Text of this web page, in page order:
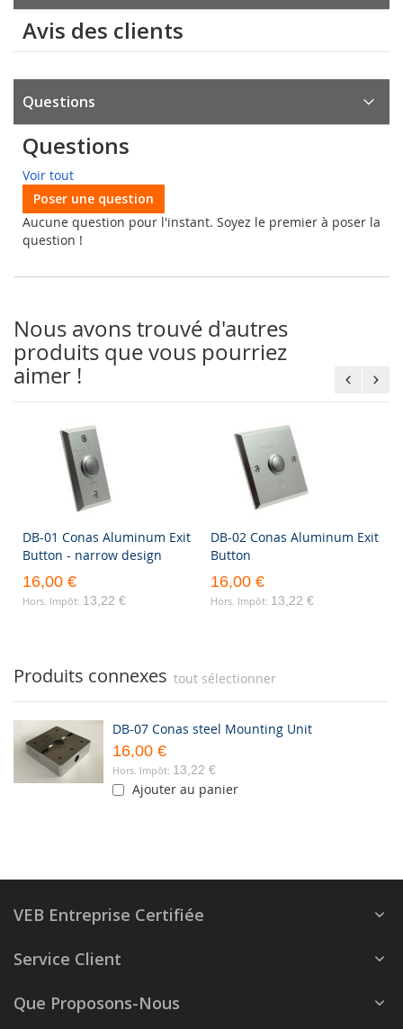
Avis des clients
Questions
Questions
Voir tout
Poser une question
Aucune question pour l'instant. Soyez le premier à poser la
question !
Nous avons trouvé d'autres
produits que vous pourriez
aimer !
DB-01 Conas Aluminum Exit
Button - narrow design
16,00 €
13,22 €
DB-02 Conas Aluminum Exit
Button
16,00 €
13,22 €
Produits connexes tout sélectionner
DB-07 Conas steel Mounting Unit
16,00 €
13,22 €
Ajouter au panier
VEB Entreprise Certifiée
Service Client
Que Proposons-Nous